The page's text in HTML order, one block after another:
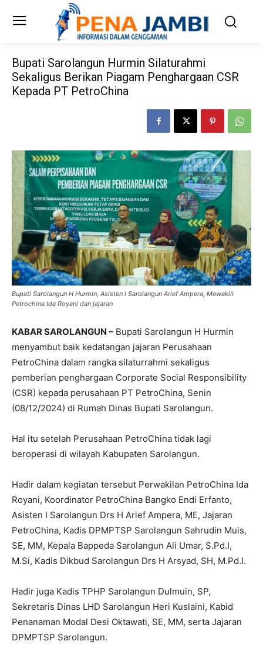
Bupati Sarolangun Hurmin Silaturahmi
Sekaligus Berikan Piagam Penghargaan CSR
Kepada PT PetroChina
Bupati Sarolangun H Hurmin, Asisten I Sarolangun Arief Ampera, Mewakili
Petrochina Ida Royani dan jajaran
KABAR SAROLANGUN – Bupati Sarolangun H Hurmin
menyambut baik kedatangan jajaran Perusahaan
PetroChina dalam rangka silaturrahmi sekaligus
pemberian penghargaan Corporate Social Responsibility
(CSR) kepada perusahaan PT PetroChina, Senin
(08/12/2024) di Rumah Dinas Bupati Sarolangun.
Hal itu setelah Perusahaan PetroChina tidak lagi
beroperasi di wilayah Kabupaten Sarolangun.
Hadir dalam kegiatan tersebut Perwakilan PetroChina Ida
Royani, Koordinator PetroChina Bangko Endi Erfanto,
Asisten I Sarolangun Drs H Arief Ampera, ME, Jajaran
PetroChina, Kadis DPMPTSP Sarolangun Sahrudin Muis,
SE, MM, Kepala Bappeda Sarolangun Ali Umar, S.Pd.I,
M.Si, Kadis Dikbud Sarolangun Drs H Arsyad, SH, M.Pd.I.
Hadir juga Kadis TPHP Sarolangun Dulmuin, SP,
Sekretaris Dinas LHD Sarolangun Heri Kuslaini, Kabid
Penanaman Modal Desi Oktawati, SE, MM, serta Jajaran
DPMPTSP Sarolangun.